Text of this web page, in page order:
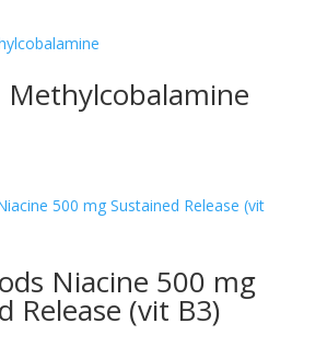
Methylcobalamine
Niacine 500 mg
Release (vit B3)